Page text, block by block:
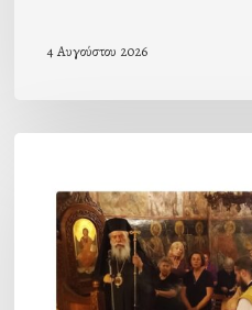
4 Αυγούστου 2026
πρώτη
Παράκληση